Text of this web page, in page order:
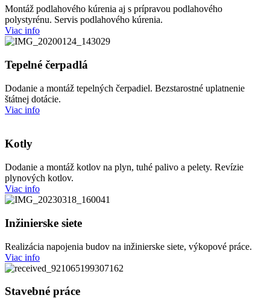
Montáž podlahového kúrenia aj s prípravou podlahového
polystyrénu. Servis podlahového kúrenia.
Viac info
Tepelné čerpadlá
Dodanie a montáž tepelných čerpadiel. Bezstarostné uplatnenie
štátnej dotácie.
Viac info
Kotly
Dodanie a montáž kotlov na plyn, tuhé palivo a pelety. Revízie
plynových kotlov.
Viac info
Inžinierske siete
Realizácia napojenia budov na inžinierske siete, výkopové práce.
Viac info
Stavebné práce